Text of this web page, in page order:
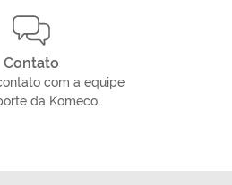
Contato
com a equipe
da Komeco.